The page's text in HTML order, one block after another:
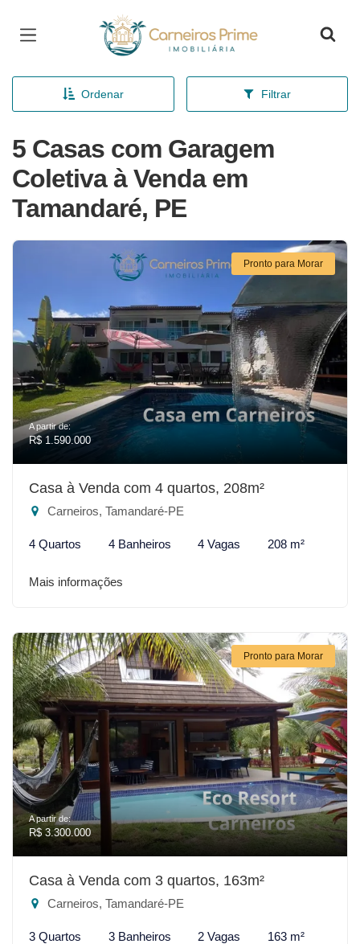
Página inicial
Ordenar Filtrar
5 Casas com Garagem
Coletiva à Venda em
Tamandaré, PE
Pronto para Morar
A partir de:
R$ 1.590.000
Casa à Venda com 4 quartos, 208m²
Carneiros, Tamandaré-PE
4 Quartos 4 Banheiros 4 Vagas 208 m²
Mais informações
Pronto para Morar
A partir de:
R$ 3.300.000
Casa à Venda com 3 quartos, 163m²
Carneiros, Tamandaré-PE
3 Quartos 3 Banheiros 2 Vagas 163 m²